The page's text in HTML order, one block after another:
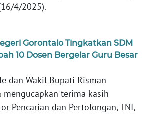
4/2025).
Gorontalo Tingkatkan SDM
10 Dosen Bergelar Guru Besar
dan Wakil Bupati Risman
terima kasih
Pencarian dan Pertolongan, TNI,